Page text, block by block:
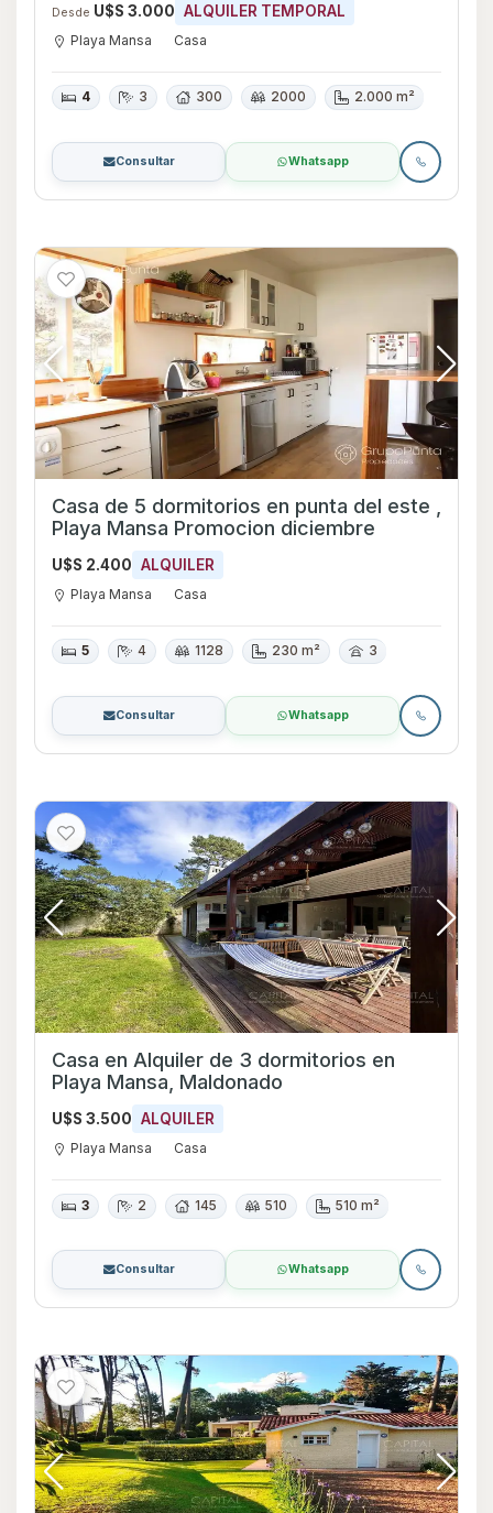
Desde U$S 3.000 ALQUILER TEMPORAL
Playa Mansa Casa
4 3 300 2000 2.000 m²
Consultar Whatsapp
Casa de 5 dormitorios en punta del este ,
Playa Mansa Promocion diciembre
U$S 2.400 ALQUILER
Playa Mansa Casa
5 4 1128 230 m² 3
Consultar Whatsapp
Casa en Alquiler de 3 dormitorios en
Playa Mansa, Maldonado
U$S 3.500 ALQUILER
Playa Mansa Casa
3 2 145 510 510 m²
Consultar Whatsapp